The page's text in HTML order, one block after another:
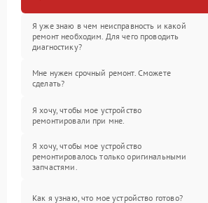
Я уже знаю в чем неисправность и какой
ремонт необходим. Для чего проводить
диагностику?
Мне нужен срочный ремонт. Сможете
сделать?
Я хочу, чтобы мое устройство
ремонтировали при мне.
Я хочу, чтобы мое устройство
ремонтировалось только оригинальными
запчастями.
Как я узнаю, что мое устройство готово?